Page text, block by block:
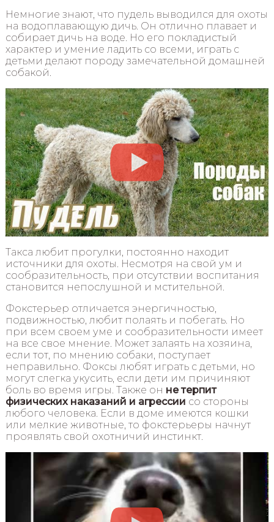
Немногие знают, что пудель выводился для охоты
на водоплавающую дичь. Он отлично плавает и
собирает дичь на воде. Но его покладистый
характер и умение ладить со всеми, играть с
детьми делают породу замечательной домашней
собакой.
Такса любит прогулки, постоянно находит
источники для охоты. Несмотря на свой ум и
сообразительность, при отсутствии воспитания
становится непослушной и мстительной.
Фокстерьер отличается энергичностью,
подвижностью, любит полаять и побегать. Но
при всем своем уме и сообразительности имеет
на все свое мнение. Может залаять на хозяина,
если тот, по мнению собаки, поступает
неправильно. Фоксы любят играть с детьми, но
могут слегка укусить, если дети им причиняют
боль во время игры. Также он не терпит
физических наказаний и агрессии со стороны
любого человека. Если в доме имеются кошки
или мелкие животные, то фокстерьеры начнут
проявлять свой охотничий инстинкт.